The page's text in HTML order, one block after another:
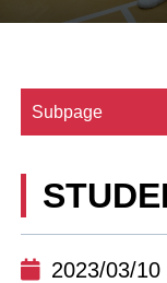
Subpage
2023/03/10